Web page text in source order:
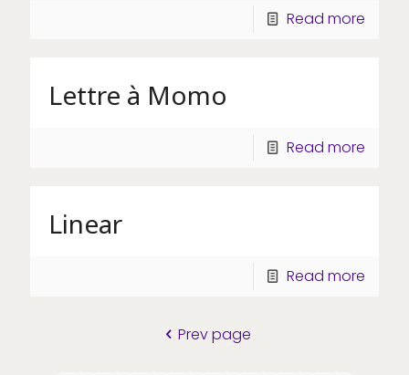
Read more
Lettre à Momo
Read more
Linear
Read more
Prev page